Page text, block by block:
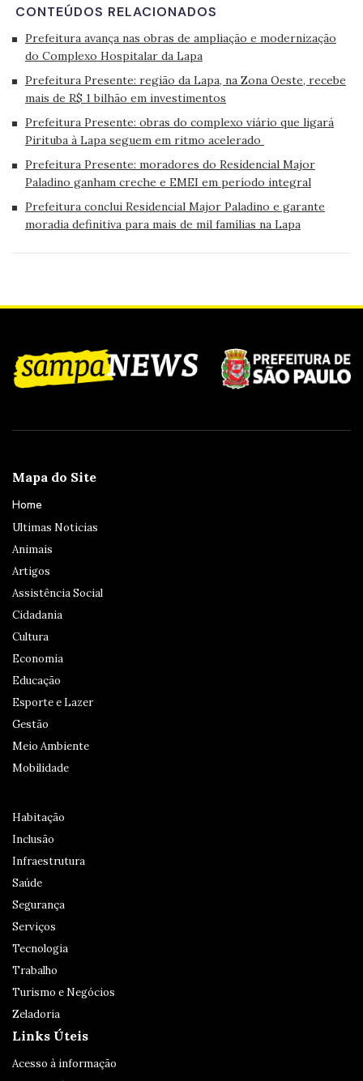
CONTEÚDOS RELACIONADOS
Prefeitura avança nas obras de ampliação e modernização
do Complexo Hospitalar da Lapa
Prefeitura Presente: região da Lapa, na Zona Oeste, recebe
mais de R$ 1 bilhão em investimentos
Prefeitura Presente: obras do complexo viário que ligará
Pirituba à Lapa seguem em ritmo acelerado
Prefeitura Presente: moradores do Residencial Major
Paladino ganham creche e EMEI em período integral
Prefeitura conclui Residencial Major Paladino e garante
moradia definitiva para mais de mil famílias na Lapa
Mapa do Site
Home
Ultimas Noticias
Animais
Artigos
Assistência Social
Cidadania
Cultura
Economia
Educação
Esporte e Lazer
Gestão
Meio Ambiente
Mobilidade
Habitação
Inclusão
Infraestrutura
Saúde
Segurança
Serviços
Tecnologia
Trabalho
Turismo e Negócios
Zeladoria
Links Úteis
Acesso à informação